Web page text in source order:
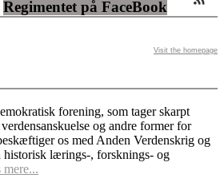
Regimentet på FaceBook
Visit the homepage
forening, som tager skarpt
og andre former for
os med Anden Verdenskrig og
historisk lærings-, forsknings- og